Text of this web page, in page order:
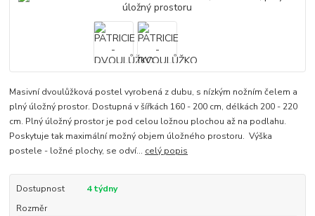
Masivní dvoulůžková postel vyrobená z dubu, s nízkým nožním čelem a
plný úložný prostor. Dostupná v šířkách 160 - 200 cm, délkách 200 - 220
cm. Plný úložný prostor je pod celou ložnou plochou až na podlahu.
Poskytuje tak maximální možný objem úložného prostoru. Výška
postele - ložné plochy, se odví... celý popis
Dostupnost
4 týdny
Rozměr